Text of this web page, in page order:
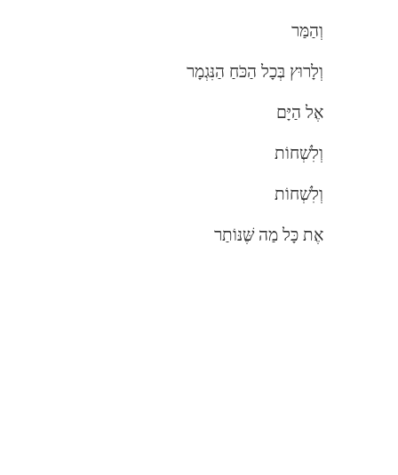
וְהַמַּר
וְלָרוּץ בְּכָל הַכֹּחַ הַנִּגְמָר
אֶל הַיָּם
וְלִשְׁחוֹת
וְלִשְׁחוֹת
אֶת כָּל מַה שֶּׁנּוֹתַר